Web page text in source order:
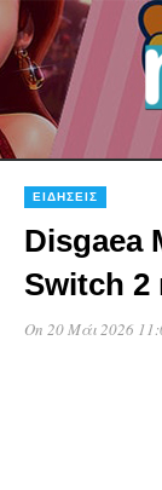
ΕΙΔΉΣΕΙΣ
Disgaea
Switch 2
On 20 Μάι 2026